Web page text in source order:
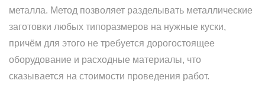
металла. Метод позволяет разделывать металлические
заготовки любых типоразмеров на нужные куски,
причём для этого не требуется дорогостоящее
оборудование и расходные материалы, что
сказывается на стоимости проведения работ.